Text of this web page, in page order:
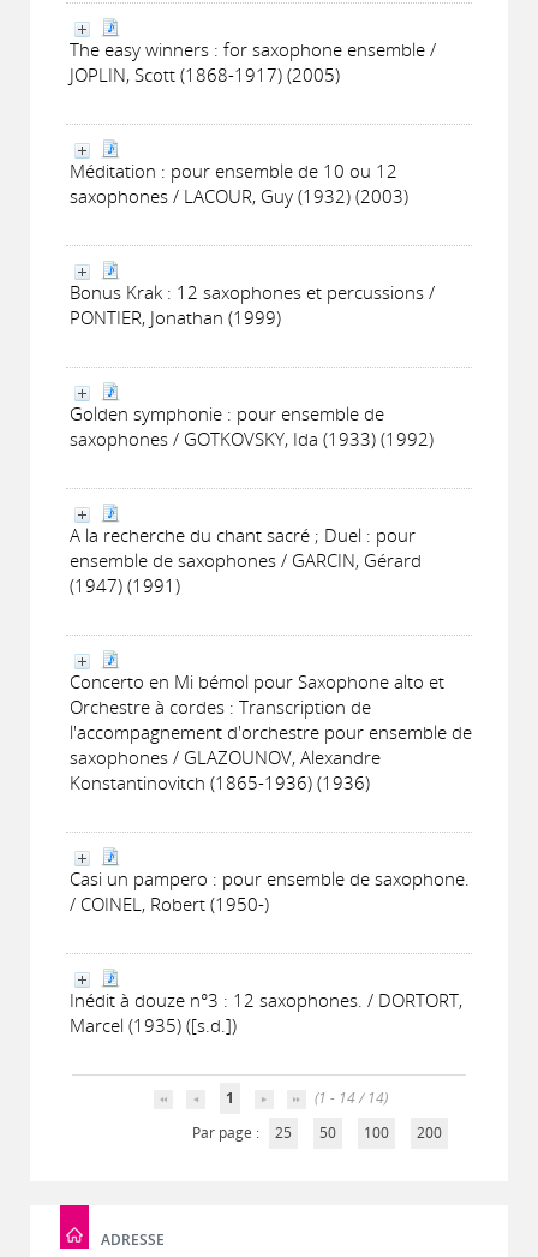
The easy winners : for saxophone ensemble /
JOPLIN, Scott (1868-1917) (2005)
Méditation : pour ensemble de 10 ou 12
saxophones / LACOUR, Guy (1932) (2003)
Bonus Krak : 12 saxophones et percussions /
PONTIER, Jonathan (1999)
Golden symphonie : pour ensemble de
saxophones / GOTKOVSKY, Ida (1933) (1992)
A la recherche du chant sacré ; Duel : pour
ensemble de saxophones / GARCIN, Gérard
(1947) (1991)
Concerto en Mi bémol pour Saxophone alto et
Orchestre à cordes : Transcription de
l'accompagnement d'orchestre pour ensemble de
saxophones / GLAZOUNOV, Alexandre
Konstantinovitch (1865-1936) (1936)
Casi un pampero : pour ensemble de saxophone.
/ COINEL, Robert (1950-)
Inédit à douze n°3 : 12 saxophones. / DORTORT,
Marcel (1935) ([s.d.])
1
(1 - 14 / 14)
Par page :
25 50 100 200
ADRESSE